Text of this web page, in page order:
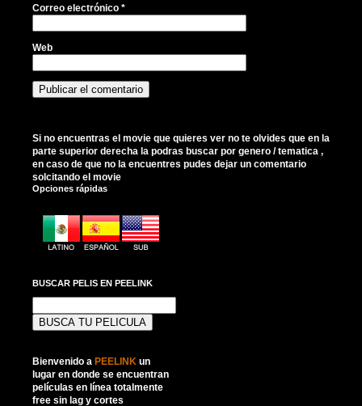
Correo electrónico *
Web
Si no encuentras el movie que quieres ver no te olvides que en la
parte superior derecha la podras buscar por genero / tematica ,
en caso de que no la encuentres pudes dejar un comentario
solcitando el movie
Opciones rápidas
BUSCAR PELIS EN PEELINK
Bienvenido a PEELINK un
lugar en donde se encuentran
películas en línea totalmente
free sin lag y cortes